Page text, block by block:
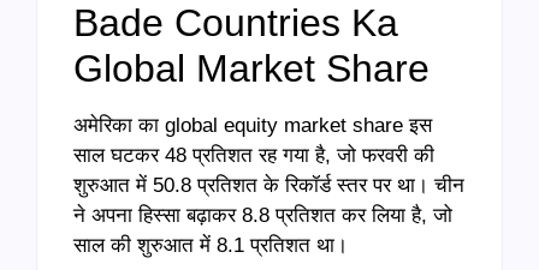
Bade Countries Ka
Global Market Share
अमेरिका का global equity market share इस
साल घटकर 48 प्रतिशत रह गया है, जो फरवरी की
शुरुआत में 50.8 प्रतिशत के रिकॉर्ड स्तर पर था। चीन
ने अपना हिस्सा बढ़ाकर 8.8 प्रतिशत कर लिया है, जो
साल की शुरुआत में 8.1 प्रतिशत था।